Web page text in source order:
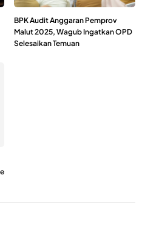
BPK Audit Anggaran Pemprov
Malut 2025, Wagub Ingatkan OPD
Selesaikan Temuan